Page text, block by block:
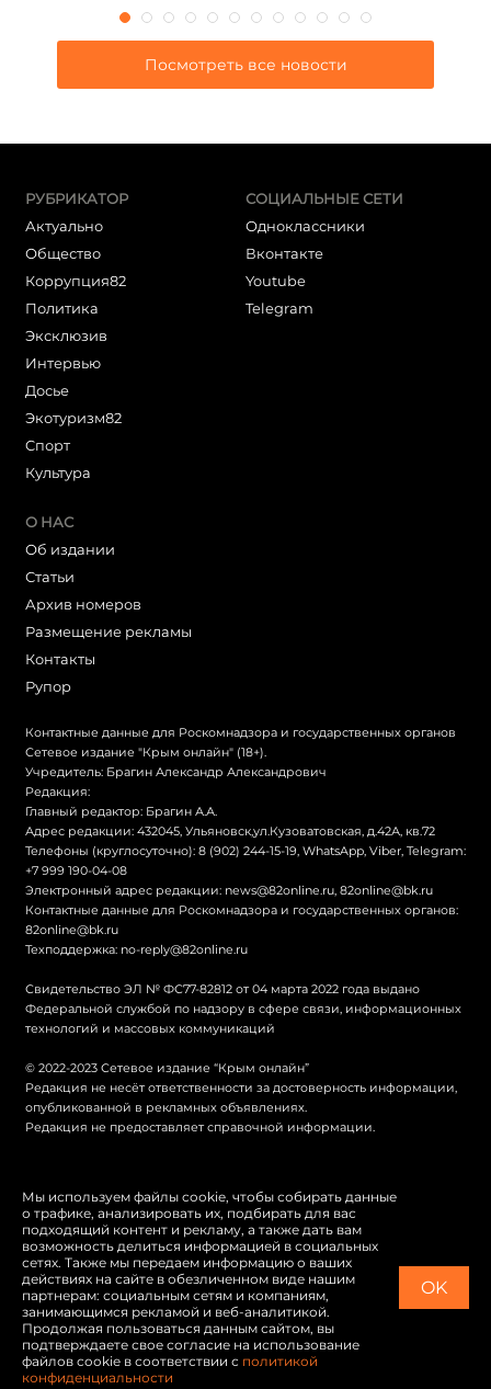
Посмотреть все новости
РУБРИКАТОР
Актуально
Общество
Коррупция82
Политика
Эксклюзив
Интервью
Досье
Экотуризм82
Cпорт
Культура
СОЦИАЛЬНЫЕ СЕТИ
Одноклассники
Вконтакте
Youtube
Telegram
О НАС
Об издании
Статьи
Архив номеров
Размещение рекламы
Контакты
Рупор
Контактные данные для Роскомнадзора и государственных органов
Сетевое издание "Крым онлайн" (18+).
Учредитель: Брагин Александр Александрович
Редакция:
Главный редактор: Брагин А.А.
Адрес редакции: 432045, Ульяновск,ул.Кузоватовская, д.42А, кв.72
Телефоны (круглосуточно): 8 (902) 244-15-19, WhatsApp, Viber, Telegram:
+7 999 190-04-08
Электронный адрес редакции: news@82online.ru, 82online@bk.ru
Контактные данные для Роскомнадзора и государственных органов:
82online@bk.ru
Техподдержка: no-reply@82online.ru
Свидетельство ЭЛ № ФС77-82812 от 04 марта 2022 года выдано
Федеральной службой по надзору в сфере связи, информационных
технологий и массовых коммуникаций
© 2022-2023 Сетевое издание “Крым онлайн”
Редакция не несёт ответственности за достоверность информации,
опубликованной в рекламных объявлениях.
Редакция не предоставляет справочной информации.
© Крым онлайн
Политика конфиденциальности
Карта сайта
Switch to English
Мы используем файлы cookie, чтобы собирать данные
о трафике, анализировать их, подбирать для вас
подходящий контент и рекламу, а также дать вам
возможность делиться информацией в социальных
сетях. Также мы передаем информацию о ваших
действиях на сайте в обезличенном виде нашим
партнерам: социальным сетям и компаниям,
занимающимся рекламой и веб-аналитикой.
Продолжая пользоваться данным сайтом, вы
подтверждаете свое согласие на использование
файлов cookie в соответствии с политикой
конфиденциальности
OK